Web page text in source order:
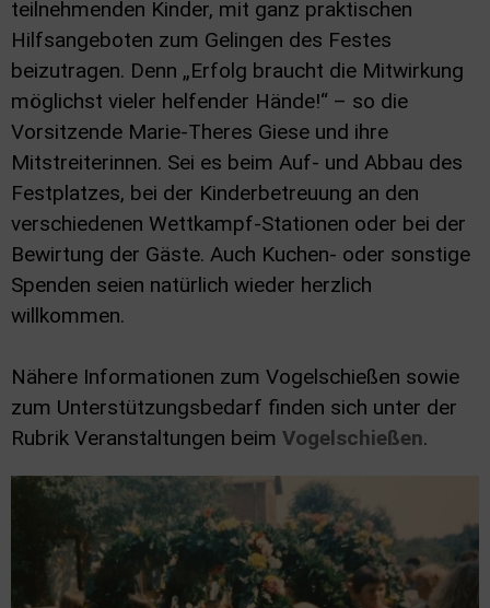
teilnehmenden Kinder, mit ganz praktischen
Hilfsangeboten zum Gelingen des Festes
beizutragen. Denn „Erfolg braucht die Mitwirkung
möglichst vieler helfender Hände!“ – so die
Vorsitzende Marie-Theres Giese und ihre
Mitstreiterinnen. Sei es beim Auf- und Abbau des
Festplatzes, bei der Kinderbetreuung an den
verschiedenen Wettkampf-Stationen oder bei der
Bewirtung der Gäste. Auch Kuchen- oder sonstige
Spenden seien natürlich wieder herzlich
willkommen.
Nähere Informationen zum Vogelschießen sowie
zum Unterstützungsbedarf finden sich unter der
Rubrik Veranstaltungen beim Vogelschießen.